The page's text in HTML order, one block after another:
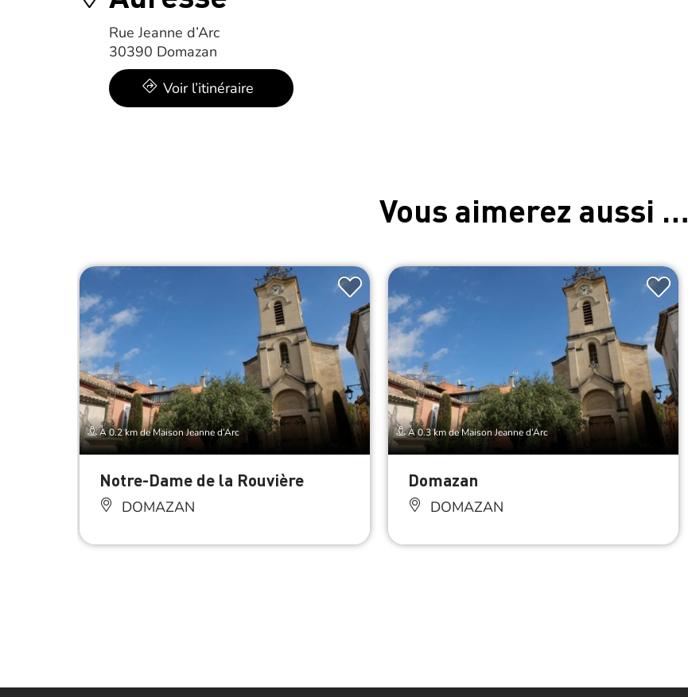
Rue Jeanne d’Arc
30390 Domazan
Voir l’itinéraire
Vous aimerez aussi …
À 0.2 km de Maison Jeanne d’Arc
Notre-Dame de la Rouvière
DOMAZAN
À 0.3 km de Maison Jeanne d’Arc
Domazan
DOMAZAN